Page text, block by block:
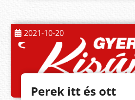
2021-10-20
Perek itt és ott